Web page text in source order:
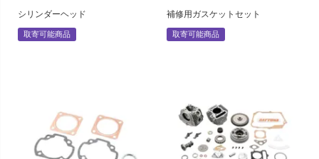
シリンダーヘッド
取寄可能商品
補修用ガスケットセット
取寄可能商品